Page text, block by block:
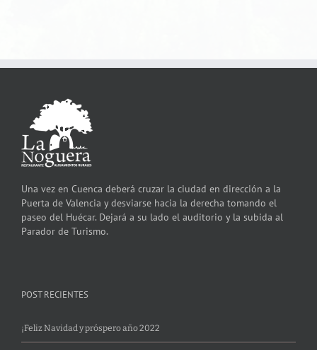
Una vez en Cuenca deberá cruzar la ciudad en dirección a la
Puerta de Valencia y desviarse hacia la derecha tomando el
paseo del Huécar. Dejará a su lado el auditorio y la subida al
Parador de Turismo.
POST RECIENTES
¡Feliz Navidad y próspero año 2022